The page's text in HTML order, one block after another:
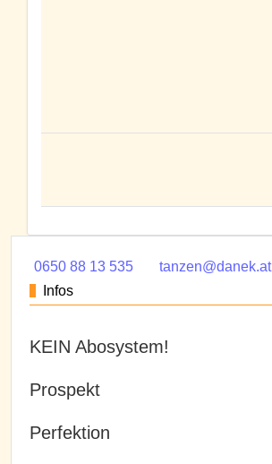
0650 88 13 535
tanzen@danek.at
Infos
KEIN Abosystem!
Prospekt
Perfektion